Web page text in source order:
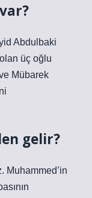
Abdulbaki
üç oğlu
Mübarek
gelir?
Muhammed’in